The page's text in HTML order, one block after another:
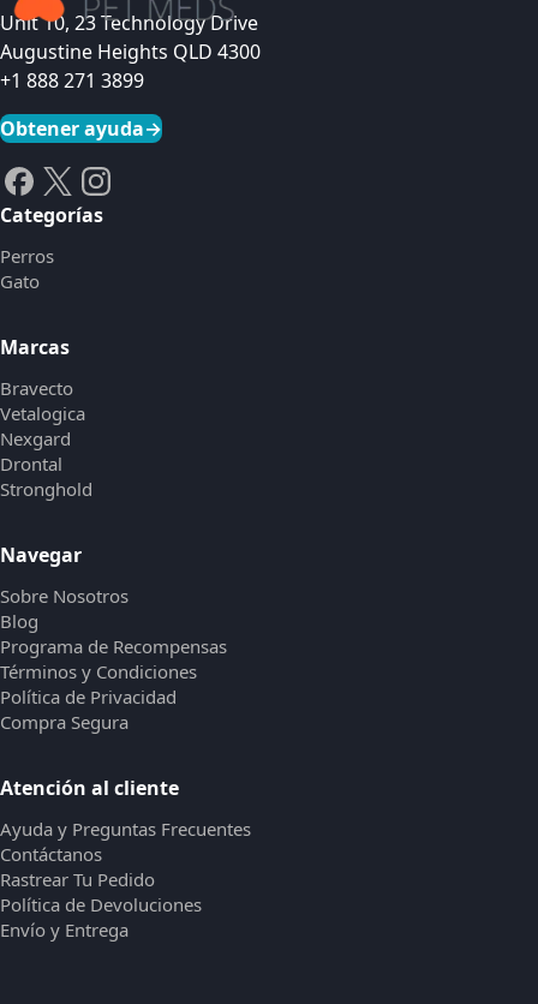
Unit 10, 23 Technology Drive
Augustine Heights QLD 4300
+1 888 271 3899
Obtener ayuda→
Categorías
Perros
Gato
Marcas
Bravecto
Vetalogica
Nexgard
Drontal
Stronghold
Navegar
Sobre Nosotros
Blog
Programa de Recompensas
Términos y Condiciones
Política de Privacidad
Compra Segura
Atención al cliente
Ayuda y Preguntas Frecuentes
Contáctanos
Rastrear Tu Pedido
Política de Devoluciones
Envío y Entrega